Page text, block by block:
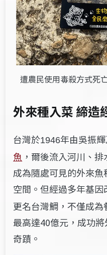
遭農民使用毒殺方式死
外來種入菜 締造
台灣於1946年由吳振
魚 ，爾後流入河川、
成為隨處可見的外來
空間。但經過多年基因
更名台灣鯛，不僅成
最高達40億元，成功
奇蹟。